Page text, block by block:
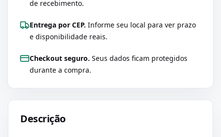
de recebimento.
Entrega por CEP. Informe seu local para ver prazo
e disponibilidade reais.
Checkout seguro. Seus dados ficam protegidos
durante a compra.
Descrição